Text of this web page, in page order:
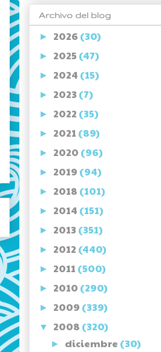
Archivo del blog
► 2026 (30)
► 2025 (47)
► 2024 (15)
► 2023 (7)
► 2022 (35)
► 2021 (89)
► 2020 (96)
► 2019 (94)
► 2018 (101)
► 2014 (151)
► 2013 (351)
► 2012 (440)
► 2011 (500)
► 2010 (290)
► 2009 (339)
▼ 2008 (320)
► diciembre (30)